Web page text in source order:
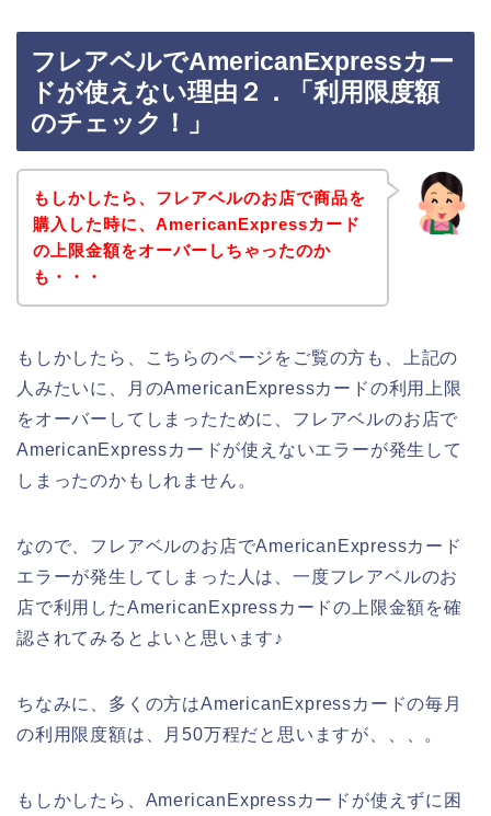
フレアベルでAmericanExpressカー
ドが使えない理由２．「利用限度額
のチェック！」
もしかしたら、フレアベルのお店で商品を
購入した時に、AmericanExpressカード
の上限金額をオーバーしちゃったのか
も・・・
もしかしたら、こちらのページをご覧の方も、上記の
人みたいに、月のAmericanExpressカードの利用上限
をオーバーしてしまったために、フレアベルのお店で
AmericanExpressカードが使えないエラーが発生して
しまったのかもしれません。
なので、フレアベルのお店でAmericanExpressカード
エラーが発生してしまった人は、一度フレアベルのお
店で利用したAmericanExpressカードの上限金額を確
認されてみるとよいと思います♪
ちなみに、多くの方はAmericanExpressカードの毎月
の利用限度額は、月50万程だと思いますが、、、。
もしかしたら、AmericanExpressカードが使えずに困